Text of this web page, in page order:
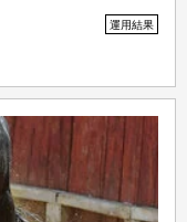
運用結果